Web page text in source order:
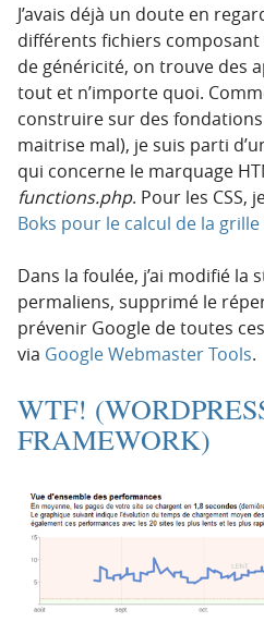
J’avais déjà un doute en
différents fichiers
de généricité, on trouve des
tout et n’importe quoi.
construire sur des
maitrise mal), je suis parti
qui concerne le marquage
functions.php. Pour les CSS,
Boks pour le calcul de la
Dans la foulée, j’ai modifié la
permaliens, supprimé le
prévenir Google de toutes
via Google Webmaster Tools.
WTF!
FRAMEWORK)